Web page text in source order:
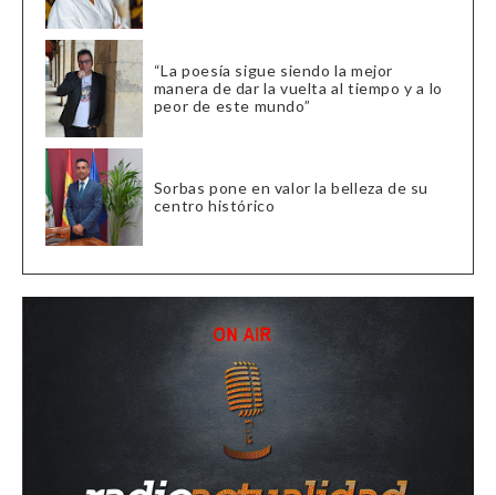
“La poesía sigue siendo la mejor
manera de dar la vuelta al tiempo y a lo
peor de este mundo”
Sorbas pone en valor la belleza de su
centro histórico